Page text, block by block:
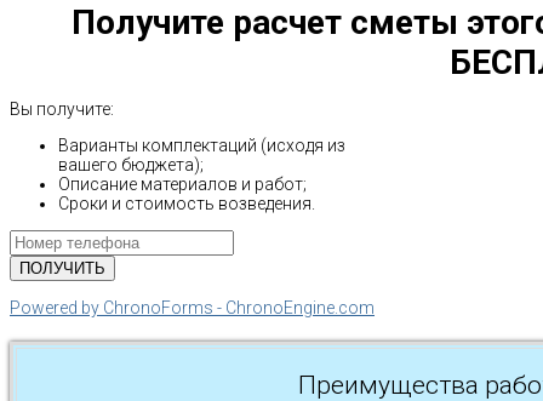
Получите расчет сметы
Вы получите:
Варианты комплектаций (исходя из
вашего бюджета);
Описание материалов и работ;
Сроки и стоимость возведения.
Powered by ChronoForms - ChronoEngine.com
Преимущества